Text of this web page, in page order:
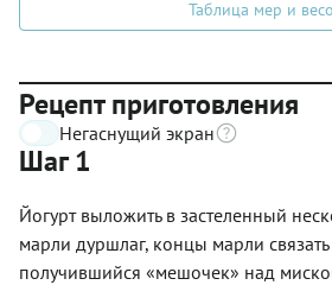
Таблица мер и
Рецепт приготовления
Негаснущий экран
Шаг 1
Йогурт выложить в застеленный
марли дуршлаг, концы марли связать
получившийся «мешочек» над